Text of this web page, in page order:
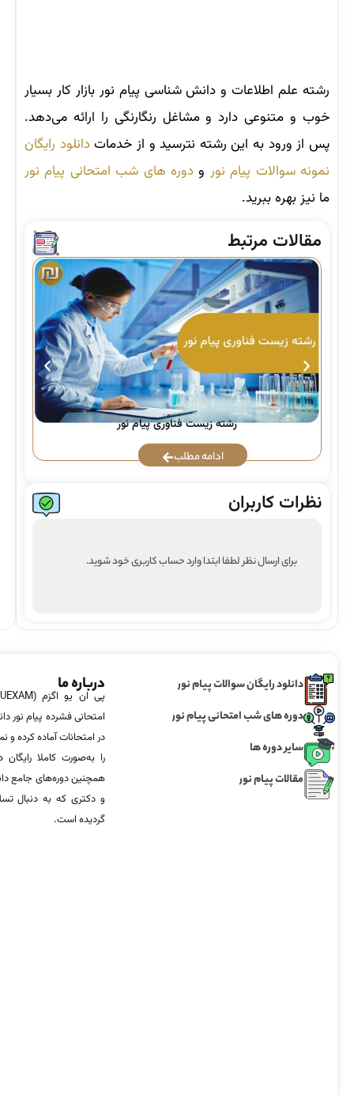
رشته علم اطلاعات و دانش شناسی پیام نور بازار کار بسیار
خوب و متنوعی دارد و مشاغل رنگارنگی را ارائه می‌دهد.
پس از ورود به این رشته نترسید و از خدماتدانلود رایگان
نمونه سوالات پیام نور و دوره های شب امتحانی پیام نور
ما نیز بهره ببرید.
مقالات مرتبط
رشته زیست فناوری پیام نور
ادامه مطلب
نظرات کاربران
برای ارسال نظر لطفا ابتدا وارد حساب کاربری خود شوید.
دانلود رایگان سوالات پیام نور
دوره های شب امتحانی پیام نور
سایر دوره ها
مقالات پیام نور
درباره ما
امتحانی فشرده پیام نور
در امتحانات آماده‌ کرده
را به‌صورت کاملا
همچنین دوره‌های جامع
و دکتری که به دنبال
گردیده است.